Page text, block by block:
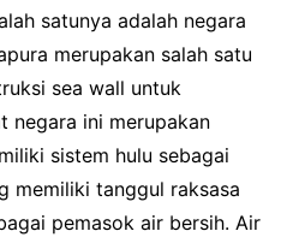
satunya adalah negara
merupakan salah satu
sea wall untuk
negara ini merupakan
sistem hulu sebagai
memiliki tanggul raksasa
pemasok air bersih. Air